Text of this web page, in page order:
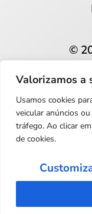
Valorizamos a
Usamos cookies
veicular anúncios
tráfego. Ao clicar
de cookies.
©
Português